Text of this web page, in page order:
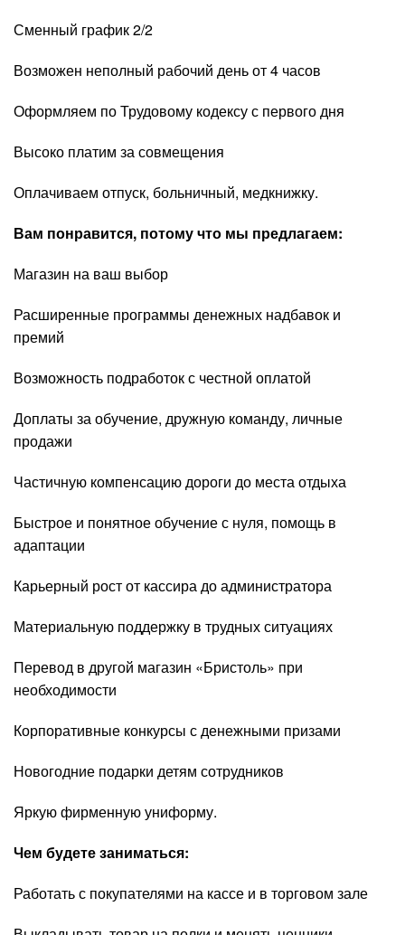
Сменный график 2/2
Возможен неполный рабочий день от 4 часов
Оформляем по Трудовому кодексу с первого дня
Высоко платим за совмещения
Оплачиваем отпуск, больничный, медкнижку.
Вам понравится, потому что мы предлагаем:
Магазин на ваш выбор
Расширенные программы денежных надбавок и
премий
Возможность подработок с честной оплатой
Доплаты за обучение, дружную команду, личные
продажи
Частичную компенсацию дороги до места отдыха
Быстрое и понятное обучение с нуля, помощь в
адаптации
Карьерный рост от кассира до администратора
Материальную поддержку в трудных ситуациях
Перевод в другой магазин «Бристоль» при
необходимости
Корпоративные конкурсы с денежными призами
Новогодние подарки детям сотрудников
Яркую фирменную униформу.
Чем будете заниматься:
Работать с покупателями на кассе и в торговом зале